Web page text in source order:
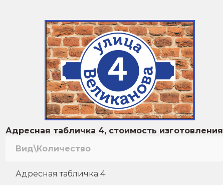
Адресная табличка 4, стоимость изготовления
Вид\Количество
Адресная табличка 4